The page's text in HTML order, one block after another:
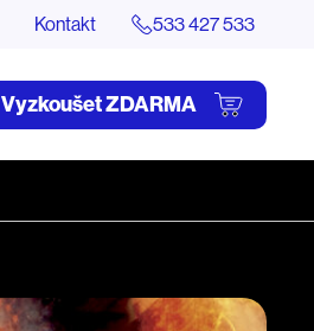
Kontakt 533 427 533
Vyzkoušet ZDARMA